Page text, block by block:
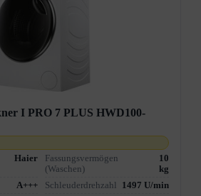
I PRO 7 PLUS HWD100-
Haier
Fassungsvermögen
(Waschen)
10
kg
A+++ Schleuderdrehzahl 1497 U/min